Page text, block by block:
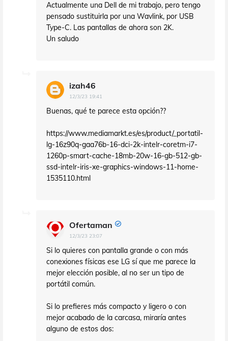
Actualmente una Dell de mi trabajo, pero tengo
pensado sustituirla por una Wavlink, por USB
Type-C. Las pantallas de ahora son 2K.
Un saludo
izah46
12/3/23 19:41
Buenas, qué te parece esta opción??
https://www.mediamarkt.es/es/product/_portatil-
lg-16z90q-gaa76b-16-dci-2k-intelr-coretm-i7-
1260p-smart-cache-18mb-20w-16-gb-512-gb-
ssd-intelr-iris-xe-graphics-windows-11-home-
1535110.html
Ofertaman
12/3/23 23:07
Si lo quieres con pantalla grande o con más
conexiones físicas ese LG sí que me parece la
mejor elección posible, al no ser un tipo de
portátil común.
Si lo prefieres más compacto y ligero o con
mejor acabado de la carcasa, miraría antes
alguno de estos dos: